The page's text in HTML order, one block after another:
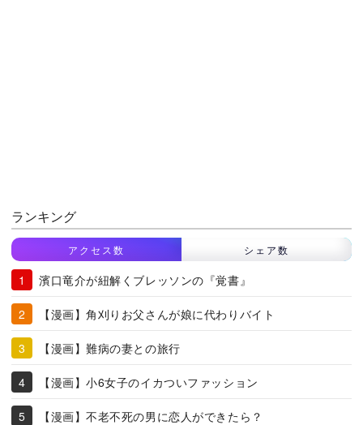
ランキング
アクセス数 シェア数
濱口竜介が紐解くブレッソンの『覚書』
【漫画】角刈りお父さんが娘に代わりバイト
【漫画】難病の妻との旅行
【漫画】小6女子のイカついファッション
【漫画】不老不死の男に恋人ができたら？